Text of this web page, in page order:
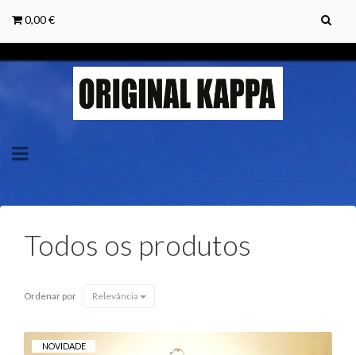
0,00 €
Toggle
Todos os produtos
Ordenar por Relevância
NOVIDADE